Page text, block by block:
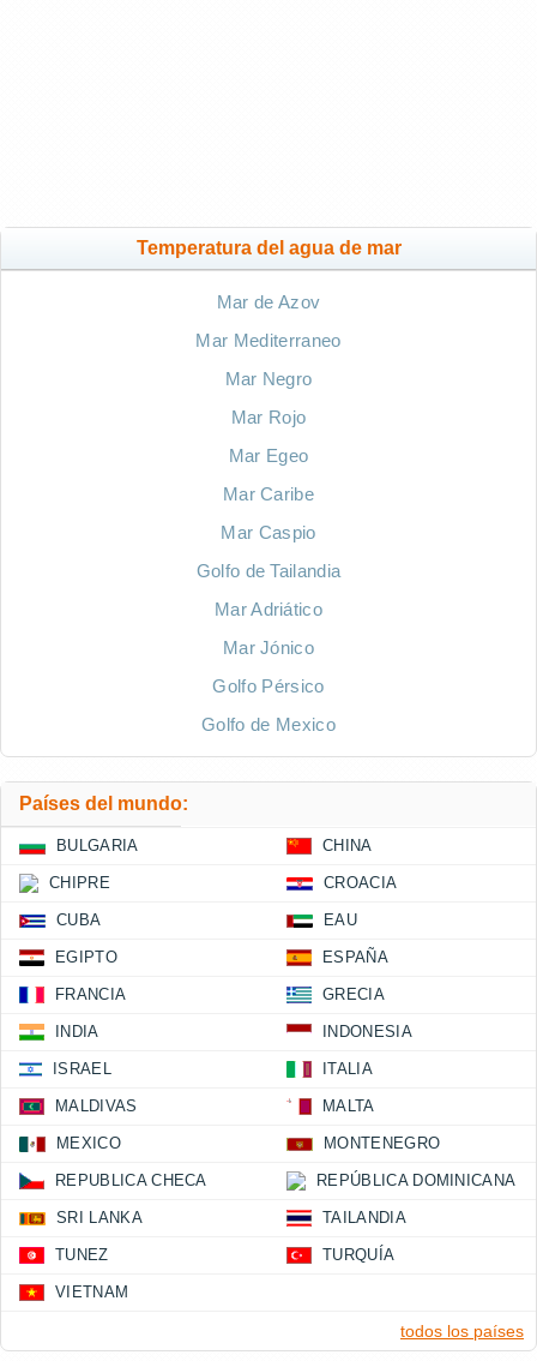
Temperatura del agua de mar
Mar de Azov
Mar Mediterraneo
Mar Negro
Mar Rojo
Mar Egeo
Mar Caribe
Mar Caspio
Golfo de Tailandia
Mar Adriático
Mar Jónico
Golfo Pérsico
Golfo de Mexico
Países del mundo:
BULGARIA CHINA
CHIPRE CROACIA
CUBA EAU
EGIPTO ESPAÑA
FRANCIA GRECIA
INDIA INDONESIA
ISRAEL ITALIA
MALDIVAS MALTA
MEXICO MONTENEGRO
REPUBLICA CHECA REPÚBLICA DOMINICANA
SRI LANKA TAILANDIA
TUNEZ TURQUÍA
VIETNAM
todos los países